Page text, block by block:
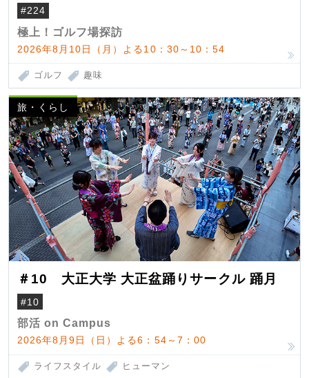
#224
極上！ゴルフ場探訪
2026年8月10日（月）よる10：30～10：54
ゴルフ 趣味
旅・くらし
＃10 大正大学 大正盆踊りサークル 踊月
#10
部活 on Campus
2026年8月9日（日）よる6：54～7：00
ライフスタイル ヒューマン